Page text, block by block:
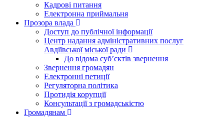
Кадрові питання
Електронна приймальня
Прозора влада
Доступ до публічної інформації
Центр надання адміністративних послуг
Авдіївської міської ради
До відома суб’єктів звернення
Звернення громадян
Електронні петиції
Регуляторна політика
Протидія корупції
Консультації з громадськістю
Громадянам